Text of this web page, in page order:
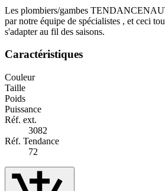
Les plombiers/gambes
par notre équipe de spécialistes , et ceci
s'adapter au fil des saisons.
Caractéristiques
Couleur
Taille
Poids
Puissance
Réf. ext.
3082
Réf. Tendance
72